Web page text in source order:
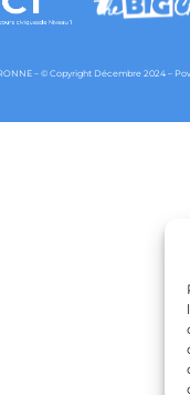
– © Copyright Décembre 2024 –